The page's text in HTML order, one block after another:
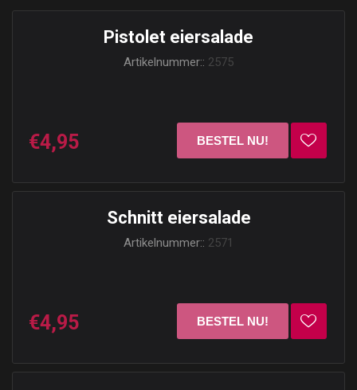
Pistolet eiersalade
Artikelnummer:: 2575
€4,95
Schnitt eiersalade
Artikelnummer:: 2571
€4,95